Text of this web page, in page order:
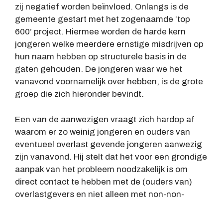
zij negatief worden beïnvloed. Onlangs is de
gemeente gestart met het zogenaamde ‘top
600’ project. Hiermee worden de harde kern
jongeren welke meerdere ernstige misdrijven op
hun naam hebben op structurele basis in de
gaten gehouden. De jongeren waar we het
vanavond voornamelijk over hebben, is de grote
groep die zich hieronder bevindt.
Een van de aanwezigen vraagt zich hardop af
waarom er zo weinig jongeren en ouders van
eventueel overlast gevende jongeren aanwezig
zijn vanavond. Hij stelt dat het voor een grondige
aanpak van het probleem noodzakelijk is om
direct contact te hebben met de (ouders van)
overlastgevers en niet alleen met non-non-